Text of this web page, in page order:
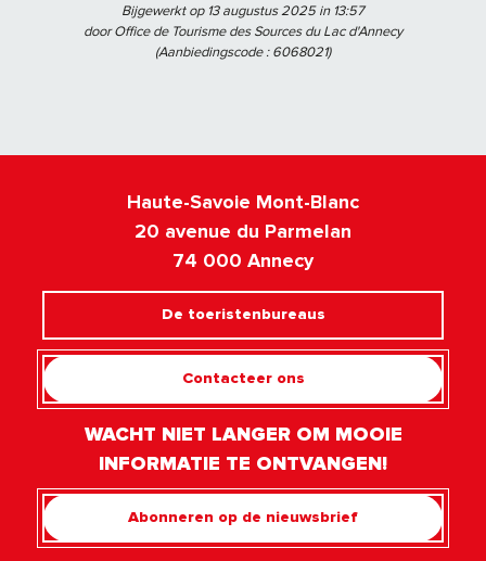
Bijgewerkt op 13 augustus 2025 in 13:57
door Office de Tourisme des Sources du Lac d'Annecy
(Aanbiedingscode :6068021)
Haute-Savoie Mont-Blanc
20 avenue du Parmelan
74 000 Annecy
De toeristenbureaus
Contacteer ons
WACHT NIET LANGER OM MOOIE
INFORMATIE TE ONTVANGEN!
Abonneren op de nieuwsbrief